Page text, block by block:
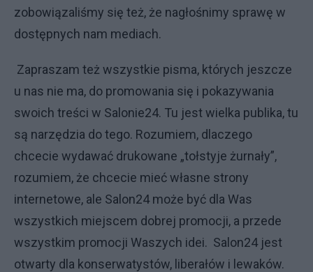
zobowiązaliśmy się też, że nagłośnimy sprawę w
dostępnych nam mediach.
Zapraszam też wszystkie pisma, których jeszcze
u nas nie ma, do promowania się i pokazywania
swoich treści w Salonie24. Tu jest wielka publika, tu
są narzędzia do tego. Rozumiem, dlaczego
chcecie wydawać drukowane „tołstyje żurnały”,
rozumiem, że chcecie mieć własne strony
internetowe, ale Salon24 może być dla Was
wszystkich miejscem dobrej promocji, a przede
wszystkim promocji Waszych idei. Salon24 jest
otwarty dla konserwatystów, liberałów i lewaków.